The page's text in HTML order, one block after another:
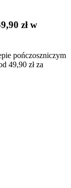
zł w
pończoszniczym
49,90 zł za